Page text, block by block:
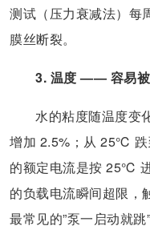
测试（压力衰减法）每
膜丝断裂。
3. 温度 —— 容易被
水的粘度随温度
增加 2.5%；从 25℃
的额定电流是按 25℃
的负载电流瞬间超限
最常见的”泵一启动就跳”